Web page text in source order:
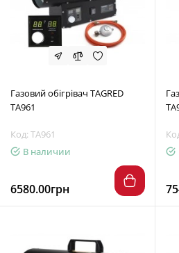
Газовий обігрівач TAGRED
TA961
Код: TA961
В наличии
6580.00грн